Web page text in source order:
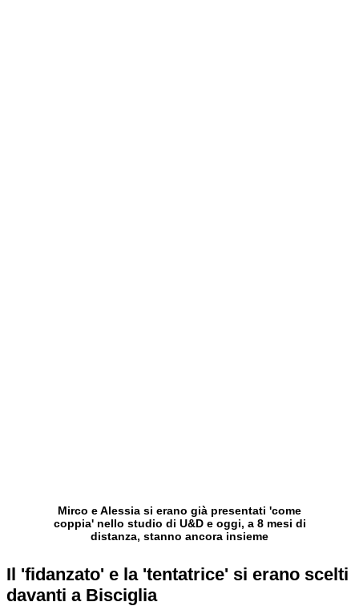
Mirco e Alessia si erano già presentati 'come
coppia' nello studio di U&D e oggi, a 8 mesi di
distanza, stanno ancora insieme
Il 'fidanzato' e la 'tentatrice' si erano scelti
davanti a Bisciglia